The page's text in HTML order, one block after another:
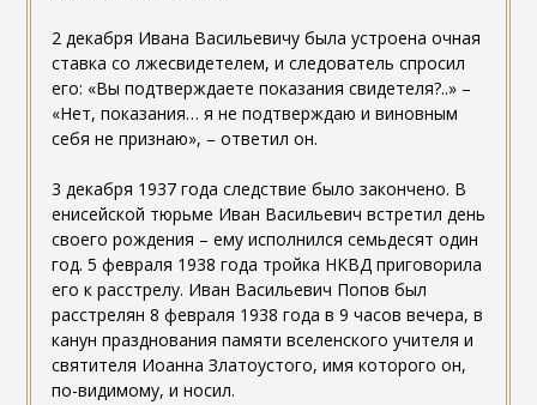
2 декабря Ивана Васильевичу была устроена очная
ставка со лжесвидетелем, и следователь спросил
его: «Вы подтверждаете показания свидетеля?..» –
«Нет, показания… я не подтверждаю и виновным
себя не признаю», – ответил он.
3 декабря 1937 года следствие было закончено. В
енисейской тюрьме Иван Васильевич встретил день
своего рождения – ему исполнился семьдесят один
год. 5 февраля 1938 года тройка НКВД приговорила
его к расстрелу. Иван Васильевич Попов был
расстрелян 8 февраля 1938 года в 9 часов вечера, в
канун празднования памяти вселенского учителя и
святителя Иоанна Златоустого, имя которого он,
по-видимому, и носил.